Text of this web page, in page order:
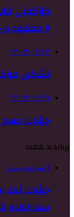
۲ مفقود بر جای گذاشت
۱۴۰۳/۰۹/۱۷
تشکیل
۱۴۰۳/۰۹/۱۹
جزئیات
پربازدید هفته
5 ساعت پیش
سند اعلام